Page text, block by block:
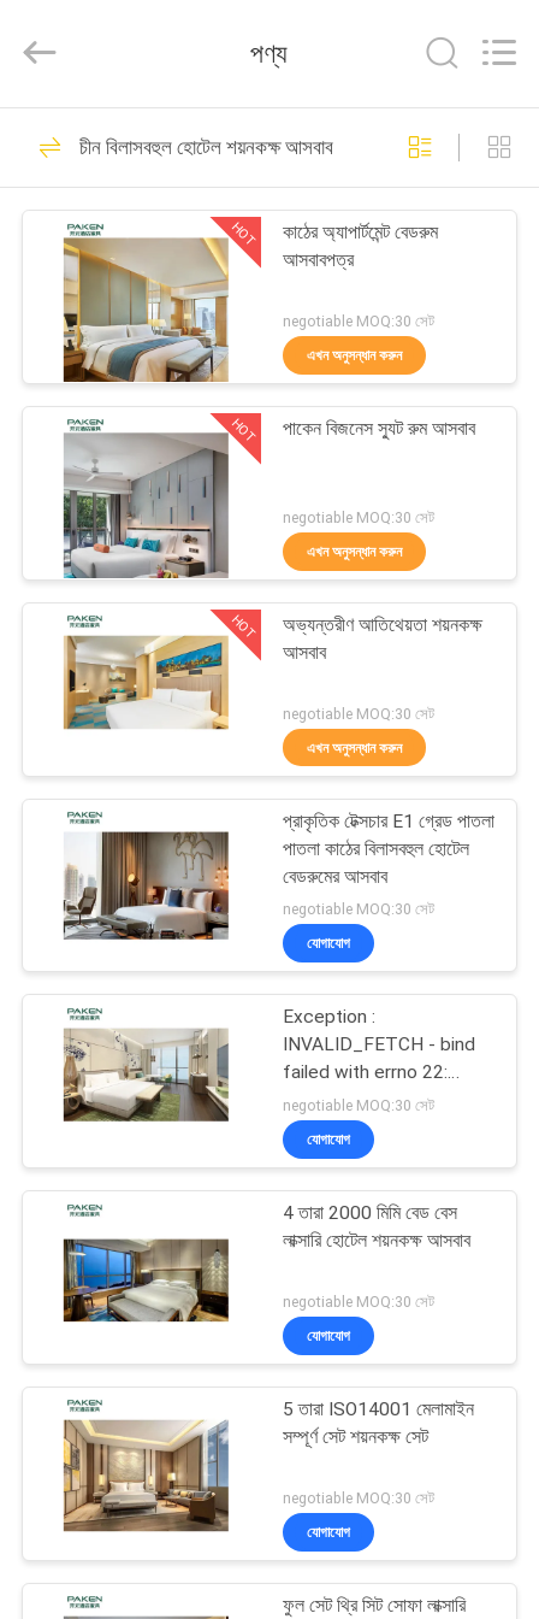
পণ্য
আমাদের
সম্পর্কে
কারখানা
নিয়ন্ত্রণ
যোগাযোগ
উদ্ধৃতির
জন্য
ম্যাপ
PRIVACY
POLICY
Reserved.
আধুনিক হোটেল আসবাব
32
হোটেল শয়নকক্ষ আসবাব সেট
107
বিলাসবহুল হোটেল শয়নকক্ষ
আসবাব
হোটেল লবি আসবাবপত্র
হোটেল লিভিংরুমের আসবাব
27
হোটেল স্থির আসবাব
16
পণ্য
চীন বিলাসবহুল হোটেল শয়নকক্ষ আসবাব
HOT
কাঠের অ্যাপার্টমেন্ট বেডরুম
আসবাবপত্র
negotiable MOQ:30 সেট
এখন অনুসন্ধান করুন
HOT পাকেন বিজনেস স্যুট রুম আসবাব
negotiable MOQ:30 সেট
এখন অনুসন্ধান করুন
HOT
অভ্যন্তরীণ আতিথেয়তা শয়নকক্ষ
আসবাব
negotiable MOQ:30 সেট
এখন অনুসন্ধান করুন
প্রাকৃতিক টেক্সচার E1 গ্রেড পাতলা
পাতলা কাঠের বিলাসবহুল হোটেল
বেডরুমের আসবাব
negotiable MOQ:30 সেট
যোগাযোগ
Exception :
INVALID_FETCH - bind
failed with errno 22:
Invalid argument
ip=150.238.30.64
negotiable MOQ:30 সেট
যোগাযোগ
4 তারা 2000 মিমি বেড বেস
লাক্সারি হোটেল শয়নকক্ষ আসবাব
negotiable MOQ:30 সেট
যোগাযোগ
5 তারা ISO14001 মেলামাইন
সম্পূর্ণ সেট শয়নকক্ষ সেট
negotiable MOQ:30 সেট
যোগাযোগ
ফুল সেট থ্রি সিট সোফা লাক্সারি